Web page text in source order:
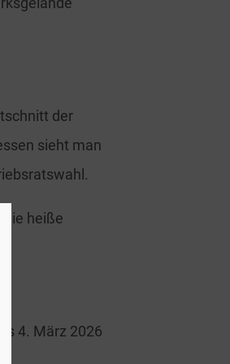
der
sieht man
heiße
4. März 2026